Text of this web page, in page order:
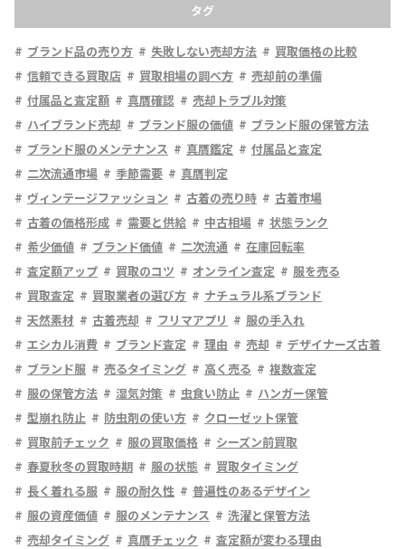
タグ
ブランド品の売り方 失敗しない売却方法
買取価格の比較
信頼できる買取店
買取相場の調べ方
売却前の準備
付属品と査定額
真贋確認
売却トラブル対策
ハイブランド売却
ブランド服の価値
ブランド服の保管方法
ブランド服のメンテナンス
真贋鑑定
付属品と査定
二次流通市場
季節需要
真贋判定
ヴィンテージファッション
古着の売り時
古着市場
古着の価格形成
需要と供給 中古相場
状態ランク
希少価値
ブランド価値 二次流通
在庫回転率
査定額アップ
買取のコツ オンライン査定
服を売る
買取査定
買取業者の選び方
ナチュラル系ブランド
天然素材
古着売却 フリマアプリ
服の手入れ
エシカル消費
ブランド査定 理由 売却
デザイナーズ古着
ブランド服
売るタイミング 高く売る
複数査定
服の保管方法
湿気対策 虫食い防止
ハンガー保管
型崩れ防止
防虫剤の使い方
クローゼット保管
買取前チェック
服の買取価格
シーズン前買取
春夏秋冬の買取時期
服の状態
買取タイミング
長く着れる服
服の耐久性
普遍性のあるデザイン
服の資産価値
服のメンテナンス
洗濯と保管方法
売却タイミング
真贋チェック
査定額が変わる理由